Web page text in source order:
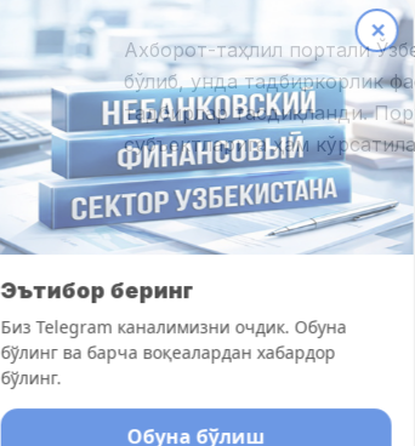
Ахборот-таҳлил портали
бўлиб, унда тадбиркорлик
тадбирлар тасдиқланди.
субъектларига ҳам
Эътибор беринг
Биз Telegram каналимизни очдик. Обуна
бўлинг ва барча воқеалардан хабардор
бўлинг.
Обуна бўлиш